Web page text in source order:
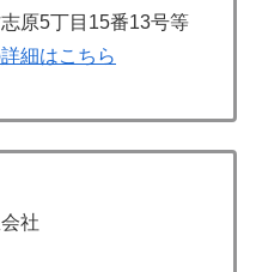
原5丁目15番13号等
細はこちら
社